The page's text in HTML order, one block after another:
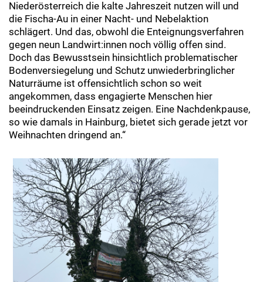
Niederösterreich die kalte Jahreszeit nutzen will und
die Fischa-Au in einer Nacht- und Nebelaktion
schlägert. Und das, obwohl die Enteignungsverfahren
gegen neun Landwirt:innen noch völlig offen sind.
Doch das Bewusstsein hinsichtlich problematischer
Bodenversiegelung und Schutz unwiederbringlicher
Naturräume ist offensichtlich schon so weit
angekommen, dass engagierte Menschen hier
beeindruckenden Einsatz zeigen. Eine Nachdenkpause,
so wie damals in Hainburg, bietet sich gerade jetzt vor
Weihnachten dringend an.“